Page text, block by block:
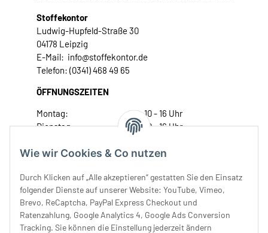
Wie wir Cookies & Co nutzen
Durch Klicken auf „Alle akzeptieren“ gestatten Sie den Einsatz
folgender Dienste auf unserer Website: YouTube, Vimeo,
Brevo, ReCaptcha, PayPal Express Checkout und
Ratenzahlung, Google Analytics 4, Google Ads Conversion
Tracking. Sie können die Einstellung jederzeit ändern
Stoffekontor
Ludwig-Hupfeld-Straße 30
04178 Leipzig
E-Mail: info@stoffekontor.de
Telefon: (0341) 468 49 65
ÖFFNUNGSZEITEN
Montag:
10 - 16 Uhr
Dienstag:
10 - 16 Uhr
Donnerstag:
10 - 18 Uhr
Samstag:
10 - 14 Uhr
Unser Service